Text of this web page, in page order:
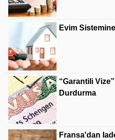
Evim Sistemine
“Garantili
Durdurma
Fransa'dan